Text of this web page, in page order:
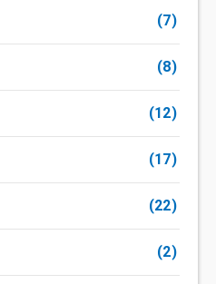
(7)
(8)
(12)
(17)
(22)
(2)